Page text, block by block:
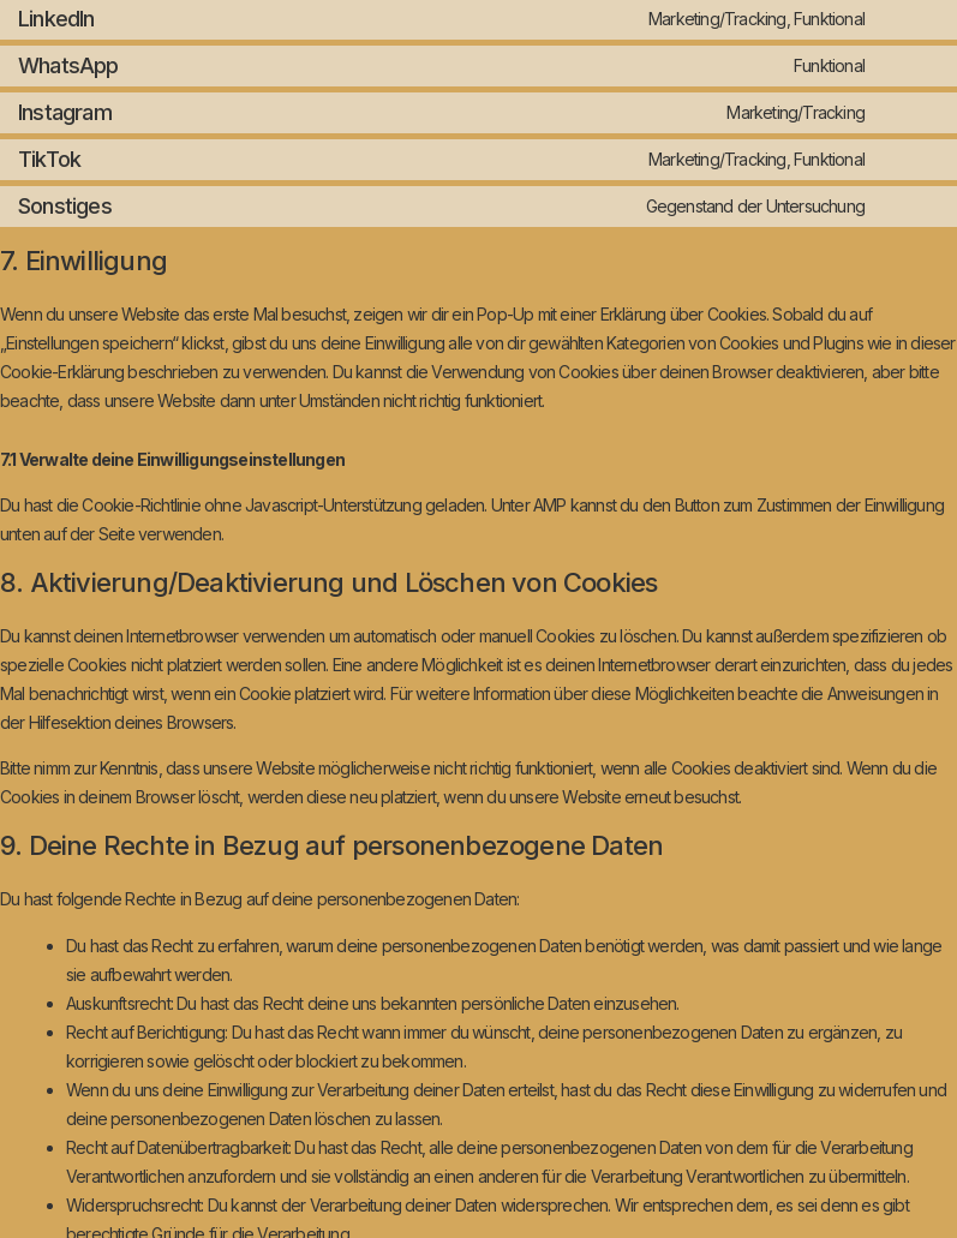
LinkedIn Marketing/Tracking, Funktional
WhatsApp Funktional
Instagram Marketing/Tracking
TikTok Marketing/Tracking, Funktional
Sonstiges Gegenstand der Untersuchung
7. Einwilligung
Wenn du unsere Website das erste Mal besuchst, zeigen wir dir ein Pop-Up mit einer Erklärung über Cookies. Sobald du auf
„Einstellungen speichern“ klickst, gibst du uns deine Einwilligung alle von dir gewählten Kategorien von Cookies und Plugins wie in dieser
Cookie-Erklärung beschrieben zu verwenden. Du kannst die Verwendung von Cookies über deinen Browser deaktivieren, aber bitte
beachte, dass unsere Website dann unter Umständen nicht richtig funktioniert.
7.1 Verwalte deine Einwilligungseinstellungen
Du hast die Cookie-Richtlinie ohne Javascript-Unterstützung geladen. Unter AMP kannst du den Button zum Zustimmen der Einwilligung
unten auf der Seite verwenden.
8. Aktivierung/Deaktivierung und Löschen von Cookies
Du kannst deinen Internetbrowser verwenden um automatisch oder manuell Cookies zu löschen. Du kannst außerdem spezifizieren ob
spezielle Cookies nicht platziert werden sollen. Eine andere Möglichkeit ist es deinen Internetbrowser derart einzurichten, dass du jedes
Mal benachrichtigt wirst, wenn ein Cookie platziert wird. Für weitere Information über diese Möglichkeiten beachte die Anweisungen in
der Hilfesektion deines Browsers.
Bitte nimm zur Kenntnis, dass unsere Website möglicherweise nicht richtig funktioniert, wenn alle Cookies deaktiviert sind. Wenn du die
Cookies in deinem Browser löscht, werden diese neu platziert, wenn du unsere Website erneut besuchst.
9. Deine Rechte in Bezug auf personenbezogene Daten
Du hast folgende Rechte in Bezug auf deine personenbezogenen Daten:
Du hast das Recht zu erfahren, warum deine personenbezogenen Daten benötigt werden, was damit passiert und wie lange
sie aufbewahrt werden.
Auskunftsrecht: Du hast das Recht deine uns bekannten persönliche Daten einzusehen.
Recht auf Berichtigung: Du hast das Recht wann immer du wünscht, deine personenbezogenen Daten zu ergänzen, zu
korrigieren sowie gelöscht oder blockiert zu bekommen.
Wenn du uns deine Einwilligung zur Verarbeitung deiner Daten erteilst, hast du das Recht diese Einwilligung zu widerrufen und
deine personenbezogenen Daten löschen zu lassen.
Recht auf Datenübertragbarkeit: Du hast das Recht, alle deine personenbezogenen Daten von dem für die Verarbeitung
Verantwortlichen anzufordern und sie vollständig an einen anderen für die Verarbeitung Verantwortlichen zu übermitteln.
Widerspruchsrecht: Du kannst der Verarbeitung deiner Daten widersprechen. Wir entsprechen dem, es sei denn es gibt
berechtigte Gründe für die Verarbeitung.